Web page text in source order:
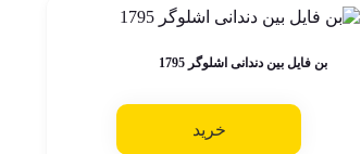
بن فایل بین دندانی اشلوگر 1795
خرید